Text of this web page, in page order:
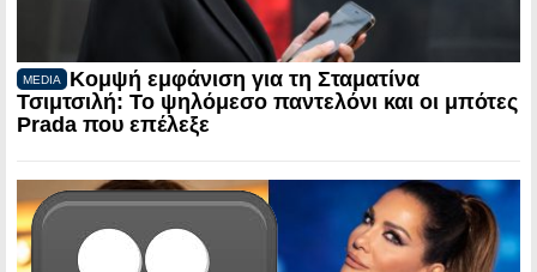
MEDIA
Κομψή εμφάνιση για τη Σταματίνα
Τσιμτσιλή: Το ψηλόμεσο παντελόνι και οι μπότες
Prada που επέλεξε